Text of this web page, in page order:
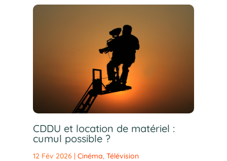
CDDU et location de matériel :
cumul possible ?
12 Fév 2026 | Cinéma, Télévision